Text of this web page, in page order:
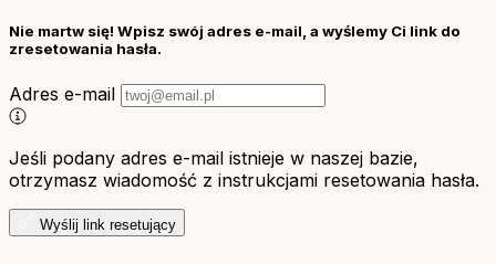
Nie martw się! Wpisz swój adres e-mail, a wyślemy Ci link do
zresetowania hasła.
Adres e-mail
Jeśli podany adres e-mail istnieje w naszej bazie,
otrzymasz wiadomość z instrukcjami resetowania hasła.
Wyślij link resetujący